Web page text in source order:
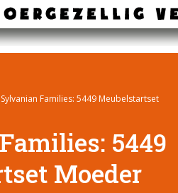
Sylvanian Families: 5449 Meubelstartset
5449
Moeder